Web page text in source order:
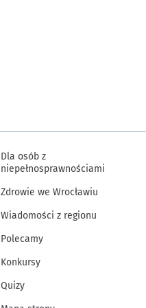
Dla osób z
niepełnosprawnościami
Zdrowie we Wrocławiu
Wiadomości z regionu
Polecamy
Konkursy
Quizy